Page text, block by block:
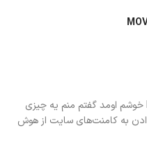
MOVA Z50 Ultra به یک موتور پیشرفته با سرعت ۸۰,۰۰۰ دور
در دقیقه مجهز شده است. این موتور قدرت مکشی معادل ۱۹,۰۰۰ پاسکال
بلکه موی حیوانات خانگی و
بیرون می‌کشد.
از دیدن جارو رباتیک MOVA Z50 Ultra خوشم اومد گفتم منم یه چیزی
به کامنت‌های سایت از هوش